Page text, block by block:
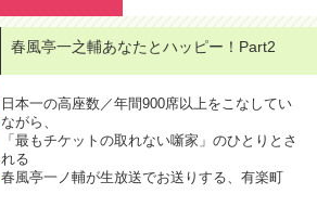
春風亭一之輔あなたとハッピー！Part2
日本一の高座数／年間900席以上をこなしてい
ながら、
「最もチケットの取れない噺家」のひとりとさ
れる
春風亭一ノ輔が生放送でお送りする、有楽町